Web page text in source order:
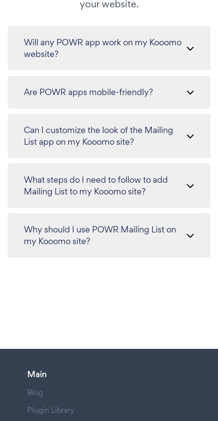
your website.
Will any POWR app work on my Kooomo
website?
Are POWR apps mobile-friendly?
Can I customize the look of the Mailing
List app on my Kooomo site?
What steps do I need to follow to add
Mailing List to my Kooomo site?
Why should I use POWR Mailing List on
my Kooomo site?
Main
Blog
Plugin Library